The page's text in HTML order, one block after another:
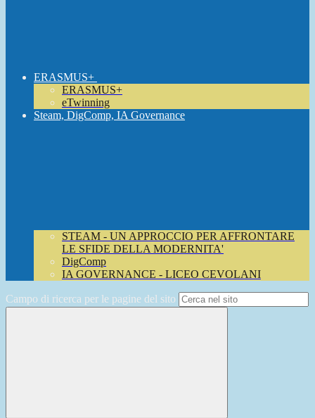
ERASMUS+
ERASMUS+
eTwinning
Steam, DigComp, IA Governance
STEAM - UN APPROCCIO PER AFFRONTARE
LE SFIDE DELLA MODERNITA'
DigComp
IA GOVERNANCE - LICEO CEVOLANI
Campo di ricerca per le pagine del sito